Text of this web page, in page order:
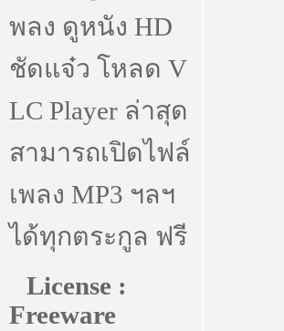
พลง ดูหนัง HD
ชัดแจ๋ว โหลด V
LC Player ล่าสุด
สามารถเปิดไฟล์
เพลง MP3 ฯลฯ
ได้ทุกตระกูล ฟรี
License :
Freeware